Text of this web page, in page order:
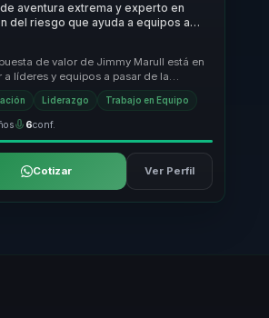
aventura extrema y experto en
del riesgo que ayuda a equipos a
presion e incertidumbre en
de valor de Jimmy Marull está en
a líderes y equipos a pasar de la
paralizante a una forma más
Liderazgo Trabajo en Equipo
6conf.
Cotizar Ver Perfil